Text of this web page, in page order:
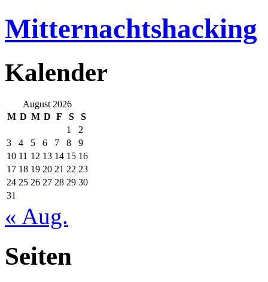
Mitternachtshacking
Kalender
August 2026
M D M D F S
S
1
2
3
4 5 6 7 8
9
10 11 12 13 14 15 16
17 18 19 20 21 22 23
24 25 26 27 28 29 30
31
« Aug.
Seiten